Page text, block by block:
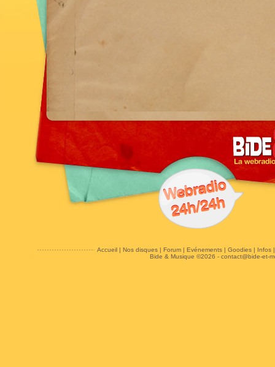
Accueil| Nos disques| Forum| Evénements| Goodies| Infos
Bide & Musique ©2026 - contact@bide-et-